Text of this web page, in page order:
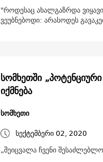
"როდესაც ახალგაზრდა
ვეუბნებოდი: არასოდეს
სომხეთში
იქმნება
სომხეთი
სექტემბერი 02, 2020
„შეიცვალა ჩვენი